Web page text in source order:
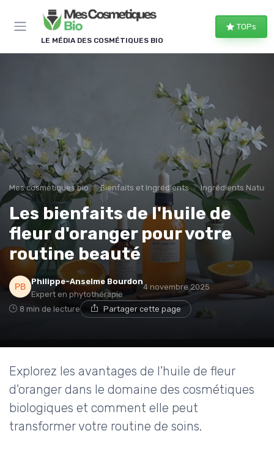
LE MÉDIA DES COSMÉTIQUES BIO
TOPs
Mes cosmetiques bio Bienfaits et Ingrédients Ingrédients
Les bienfaits de l'huile de
fleur d'oranger pour votre
routine beauté
Philippe-Anselme Bourdon
Expert en phytothérapie
4 novembre 2025
8 min de lecture Partager cette page
Explorez les avantages de l'huile de fleur
d'oranger dans le domaine des cosmétiques
biologiques et comment elle peut
transformer votre routine de soins.
Panneau de gestion des cookies